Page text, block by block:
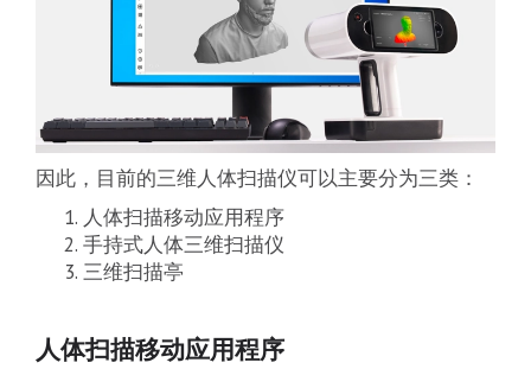
因此，目前的三维人体扫描仪可以主要分为三类：
人体扫描移动应用程序
手持式人体三维扫描仪
三维扫描亭
人体扫描移动应用程序